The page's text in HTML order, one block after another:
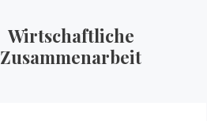
Wirtschaftliche
Zusammenarbeit